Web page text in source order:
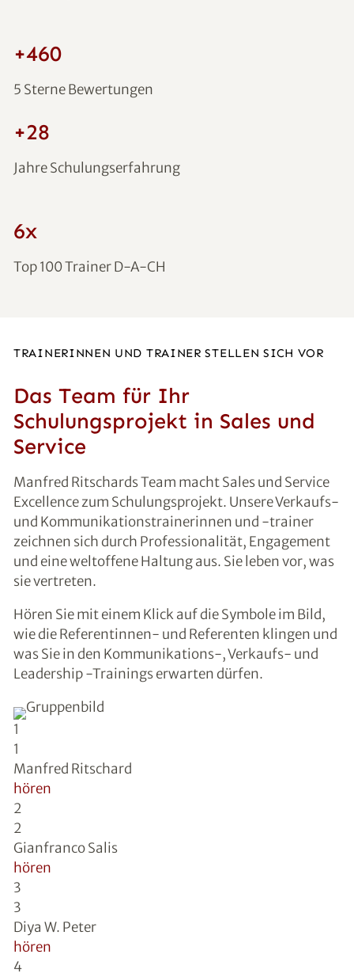
+481
5 Sterne Bewertungen
+29
Jahre Schulungserfahrung
7x
Top 100 Trainer D-A-CH
TRAINERINNEN UND TRAINER STELLEN SICH VOR
Das Team für Ihr
Schulungsprojekt in Sales und
Service
Manfred Ritschards Team macht Sales und Service
Excellence zum Schulungsprojekt. Unsere Verkaufs-
und Kommunikationstrainerinnen und -trainer
zeichnen sich durch Professionalität, Engagement
und eine weltoffene Haltung aus. Sie leben vor, was
sie vertreten.
Hören Sie mit einem Klick auf die Symbole im Bild,
wie die Referentinnen- und Referenten klingen und
was Sie in den Kommunikations-, Verkaufs- und
Leadership -Trainings erwarten dürfen.
1
1
Manfred Ritschard
hören
2
2
Gianfranco Salis
hören
3
3
Diya W. Peter
hören
4